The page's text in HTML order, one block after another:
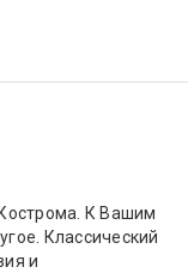
К Вашим
Классический
и